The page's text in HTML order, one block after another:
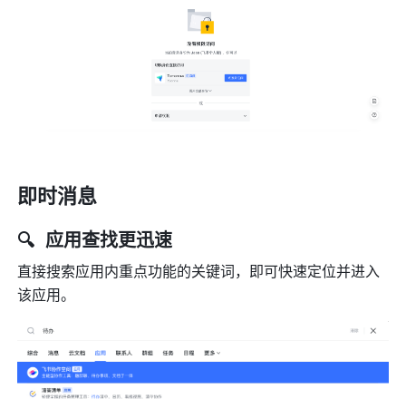
即时消息
🔍  应用查找更迅速
直接搜索应用内重点功能的关键词，即可快速定位并进入
该应用。